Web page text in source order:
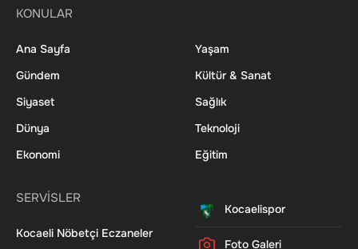
KONULAR
Ana Sayfa
Gündem
Siyaset
Dünya
Ekonomi
Yaşam
Kültür & Sanat
Sağlık
Teknoloji
Eğitim
SERVİSLER
Kocaeli Nöbetçi Eczaneler
Kocaelispor
Foto Galeri